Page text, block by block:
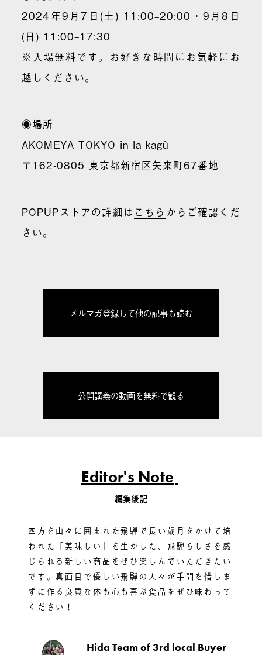
2024年9月7日(土) 11:00–20:00・9月8日
(日) 11:00–17:30
※入場無料です。お好きな時間にお気軽にお
越しください。
◉場所
AKOMEYA TOKYO in la kagû
〒162-0805 東京都新宿区矢来町67番地
POPUPストアの詳細は こちら からご確認くだ
さい。
メルマガ登録して他の記事も読む
公開講義の動画を無料で観る
Editor's Note
編集後記
四方を山々に囲まれた飛騨で長い歳月をかけて培
われた「美味しい」を生かした、飛騨らしさを感
じられる新しい商品をぜひ楽しんでいただきたい
です。真面目で優しい飛騨の人々が手間を惜しま
ずに作る良質な体も心も喜ぶ食品をぜひ味わって
ください！
Hida Team of 3rd local Buyer